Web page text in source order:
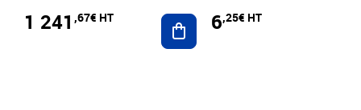
1 241 ,67€ HT Ajouter au panier
6,25€ HT